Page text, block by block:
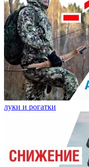
луки и рогатки